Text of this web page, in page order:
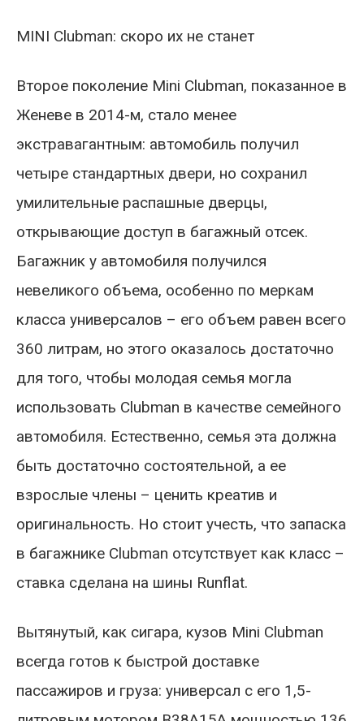
MINI Clubman: скоро их не станет
Второе поколение Mini Clubman, показанное в
Женеве в 2014-м, стало менее
экстравагантным: автомобиль получил
четыре стандартных двери, но сохранил
умилительные распашные дверцы,
открывающие доступ в багажный отсек.
Багажник у автомобиля получился
невеликого объема, особенно по меркам
класса универсалов – его объем равен всего
360 литрам, но этого оказалось достаточно
для того, чтобы молодая семья могла
использовать Clubman в качестве семейного
автомобиля. Естественно, семья эта должна
быть достаточно состоятельной, а ее
взрослые члены – ценить креатив и
оригинальность. Но стоит учесть, что запаска
в багажнике Clubman отсутствует как класс –
ставка сделана на шины Runflat.
Вытянутый, как сигара, кузов Mini Clubman
всегда готов к быстрой доставке
пассажиров и груза: универсал с его 1,5-